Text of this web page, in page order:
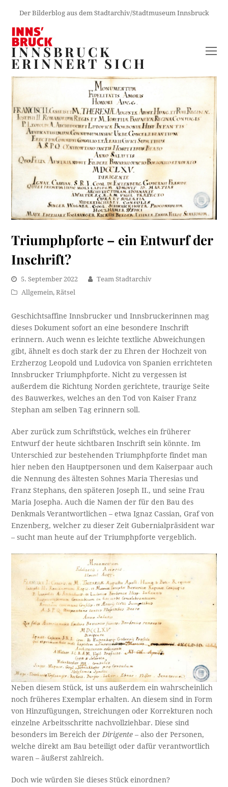
Der Bilderblog aus dem Stadtarchiv/Stadtmuseum Innsbruck
INNSBRUCK
ERINNERT SICH
Triumphpforte – ein Entwurf der
Inschrift?
5. September 2022
Team Stadtarchiv
Allgemein,Rätsel
Geschichtsaffine Innsbrucker und Innsbruckerinnen mag
dieses Dokument sofort an eine besondere Inschrift
erinnern. Auch wenn es leichte textliche Abweichungen
gibt, ähnelt es doch stark der zu Ehren der Hochzeit von
Erzherzog Leopold und Ludovica von Spanien errichteten
Innsbrucker Triumphpforte. Nicht zu vergessen ist
außerdem die Richtung Norden gerichtete, traurige Seite
des Bauwerkes, welches an den Tod von Kaiser Franz
Stephan am selben Tag erinnern soll.
Aber zurück zum Schriftstück, welches ein früherer
Entwurf der heute sichtbaren Inschrift sein könnte. Im
Unterschied zur bestehenden Triumphpforte findet man
hier neben den Hauptpersonen und dem Kaiserpaar auch
die Nennung des ältesten Sohnes Maria Theresias und
Franz Stephans, den späteren Joseph II., und seine Frau
Maria Josepha. Auch die Namen der für den Bau des
Denkmals Verantwortlichen – etwa Ignaz Cassian, Graf von
Enzenberg, welcher zu dieser Zeit Gubernialpräsident war
– sucht man heute auf der Triumphpforte vergeblich.
Neben diesem Stück, ist uns außerdem ein wahrscheinlich
noch früheres Exemplar erhalten. An diesem sind in Form
von Hinzufügungen, Streichungen oder Korrekturen noch
einzelne Arbeitsschritte nachvollziehbar. Diese sind
besonders im Bereich derDirigente – also der Personen,
welche direkt am Bau beteiligt oder dafür verantwortlich
waren – äußerst zahlreich.
Doch wie würden Sie dieses Stück einordnen?